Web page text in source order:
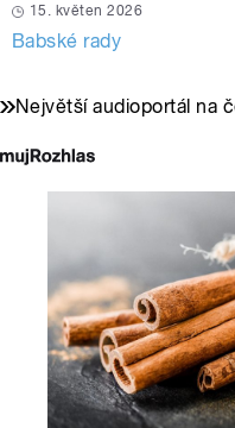
15. květen 2026
Babské rady
Největší audioportál na